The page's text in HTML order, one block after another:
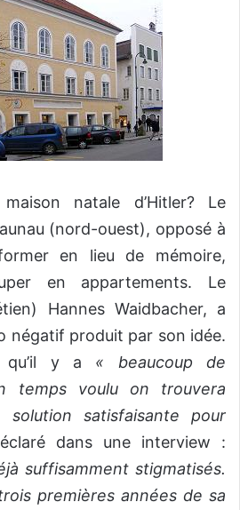
natale d’Hitler? Le
(nord-ouest), opposé à
en lieu de mémoire,
en appartements. Le
Hannes Waidbacher, a
négatif produit par son idée.
qu’il y a « beaucoup de
temps voulu on trouvera
solution satisfaisante pour
dans une interview :
suffisamment stigmatisés.
premières années de sa